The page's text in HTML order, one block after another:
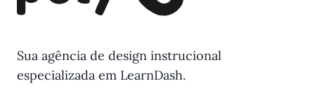
Sua agência de design instrucional
especializada em LearnDash.